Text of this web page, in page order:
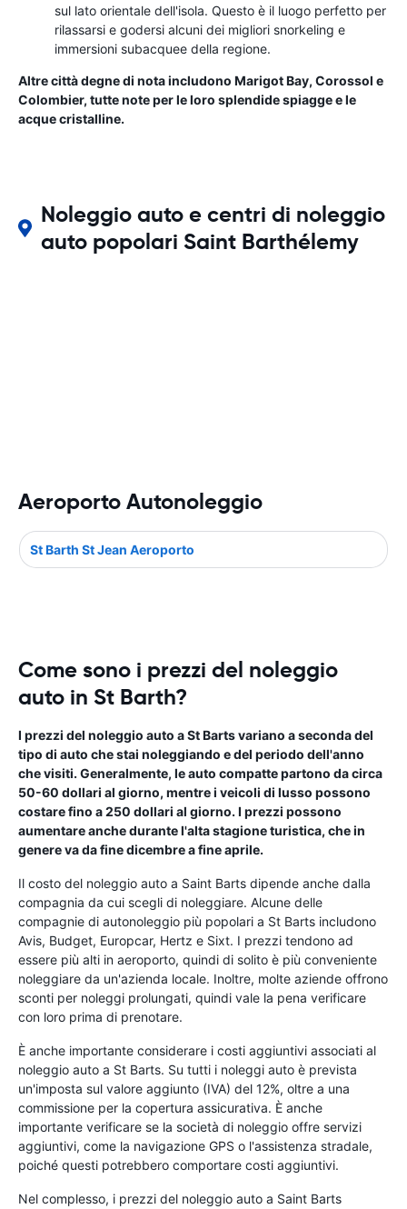
sul lato orientale dell'isola. Questo è il luogo perfetto per
rilassarsi e godersi alcuni dei migliori snorkeling e
immersioni subacquee della regione.
Altre città degne di nota includono Marigot Bay, Corossol e
Colombier, tutte note per le loro splendide spiagge e le
acque cristalline.
Noleggio auto e centri di noleggio
auto popolari Saint Barthélemy
Aeroporto Autonoleggio
St Barth St Jean Aeroporto
Come sono i prezzi del noleggio
auto in St Barth?
I prezzi del noleggio auto a St Barts variano a seconda del
tipo di auto che stai noleggiando e del periodo dell'anno
che visiti. Generalmente, le auto compatte partono da circa
50-60 dollari al giorno, mentre i veicoli di lusso possono
costare fino a 250 dollari al giorno. I prezzi possono
aumentare anche durante l'alta stagione turistica, che in
genere va da fine dicembre a fine aprile.
Il costo del noleggio auto a Saint Barts dipende anche dalla
compagnia da cui scegli di noleggiare. Alcune delle
compagnie di autonoleggio più popolari a St Barts includono
Avis, Budget, Europcar, Hertz e Sixt. I prezzi tendono ad
essere più alti in aeroporto, quindi di solito è più conveniente
noleggiare da un'azienda locale. Inoltre, molte aziende offrono
sconti per noleggi prolungati, quindi vale la pena verificare
con loro prima di prenotare.
È anche importante considerare i costi aggiuntivi associati al
noleggio auto a St Barts. Su tutti i noleggi auto è prevista
un'imposta sul valore aggiunto (IVA) del 12%, oltre a una
commissione per la copertura assicurativa. È anche
importante verificare se la società di noleggio offre servizi
aggiuntivi, come la navigazione GPS o l'assistenza stradale,
poiché questi potrebbero comportare costi aggiuntivi.
Nel complesso, i prezzi del noleggio auto a Saint Barts